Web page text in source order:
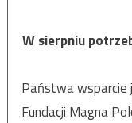
W sierpniu
Państwa wsparcie
Fundacji Magna